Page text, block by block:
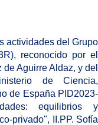
actividades del Grupo
reconocido por el
Aguirre Aldaz, y del
de Ciencia,
de España PID2023-
equilibrios y
privado", II.PP. Sofía